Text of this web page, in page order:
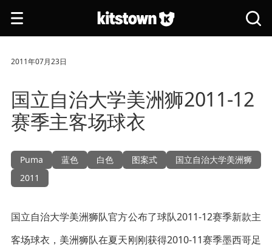
打
开
航
搜
索
2011年07月23日
国立自治大学美洲狮2011-12
赛季主客场球衣
Puma 蓝色 白色 图案式
国立自治大学美洲狮
2011
国立自治大学美洲狮队官方公布了球队2011-12赛季新款主
客场球衣，美洲狮队在夏天刚刚获得2010-11赛季墨西哥足